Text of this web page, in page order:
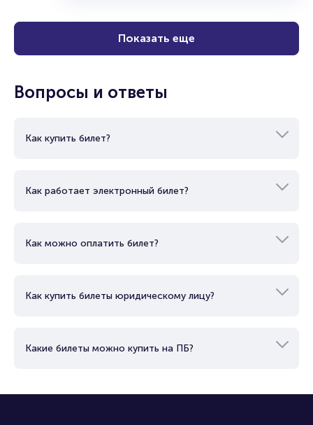
Показать еще
Вопросы и ответы
Как купить билет?
Как работает электронный билет?
Как можно оплатить билет?
Как купить билеты юридическому лицу?
Какие билеты можно купить на ПБ?